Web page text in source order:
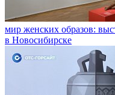
мир женских образов:
в Новосибирске